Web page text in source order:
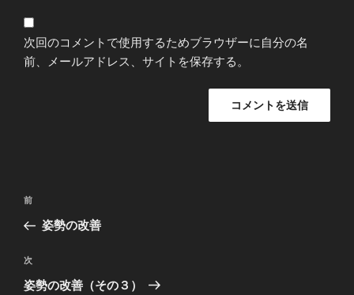
次回のコメントで使用するためブラウザーに自分の名
前、メールアドレス、サイトを保存する。
投
ビ
ゲ
過
去
投
稿
前
姿勢の改善
次
の
次
姿勢の改善（その３）